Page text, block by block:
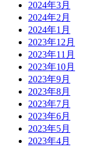
2024年3月
2024年2月
2024年1月
2023年12月
2023年11月
2023年10月
2023年9月
2023年8月
2023年7月
2023年6月
2023年5月
2023年4月